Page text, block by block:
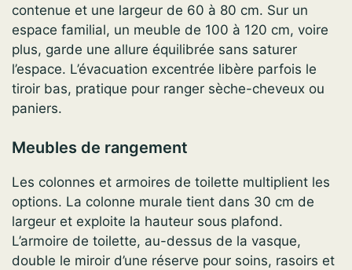
contenue et une largeur de 60 à 80 cm. Sur un
espace familial, un meuble de 100 à 120 cm, voire
plus, garde une allure équilibrée sans saturer
l’espace. L’évacuation excentrée libère parfois le
tiroir bas, pratique pour ranger sèche-cheveux ou
paniers.
Meubles de rangement
Les colonnes et armoires de toilette multiplient les
options. La colonne murale tient dans 30 cm de
largeur et exploite la hauteur sous plafond.
L’armoire de toilette, au-dessus de la vasque,
double le miroir d’une réserve pour soins, rasoirs et